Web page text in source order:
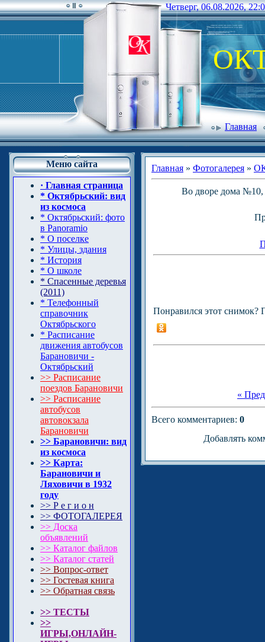
Четверг, 06.08.2026,
Главная
Меню сайта
· Главная страница
* Октябрьский: вид
из космоса
* Октябрьский: фото
в Panoramio
* О поселке
* Улицы, здания
* История
* О школе
* Спасенные деревья
(2011)
* Телефонный
справочник
Октябрьского
* Расписание
движения автобусов
Барановичи -
Октябрьский
>> Расписание
поездов Барановичи
>> Расписание
автобусов
автовокзала
Барановичи
>> Барановичи: вид
из космоса
>> Карта:
Барановичи и
Ляховичи в 1932
году
>> Р е г и о н
>> ФОТОГАЛЕРЕЯ
>> Доска
объявлений
>> Каталог файлов
>> Каталог статей
>> Вопрос-ответ
>> Гостевая книга
>> Обратная связь
>> ТЕСТЫ
>>
ИГРЫ,ОНЛАЙН-
Главная » Фотогалерея »
Во дворе дома №10,
Понравился этот снимок?
«
Всего комментариев: 0
Добавлять